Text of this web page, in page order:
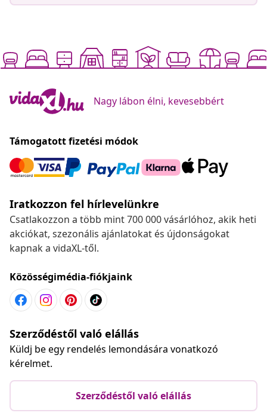
Nagy lábon élni, kevesebbért
Támogatott fizetési módok
Iratkozzon fel hírlevelünkre
Csatlakozzon a több mint 700 000 vásárlóhoz, akik heti
akciókat, szezonális ajánlatokat és újdonságokat
kapnak a vidaXL-től.
Közösségimédia-fiókjaink
Szerződéstől való elállás
Küldj be egy rendelés lemondására vonatkozó
kérelmet.
Szerződéstől való elállás